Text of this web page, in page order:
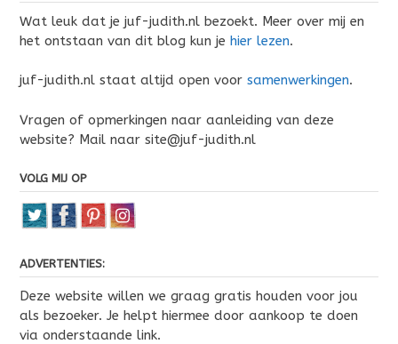
Wat leuk dat je juf-judith.nl bezoekt. Meer over mij en
het ontstaan van dit blog kun je hier lezen.
juf-judith.nl staat altijd open voor samenwerkingen.
Vragen of opmerkingen naar aanleiding van deze
website? Mail naar site@juf-judith.nl
VOLG MIJ OP
ADVERTENTIES:
Deze website willen we graag gratis houden voor jou
als bezoeker. Je helpt hiermee door aankoop te doen
via onderstaande link.